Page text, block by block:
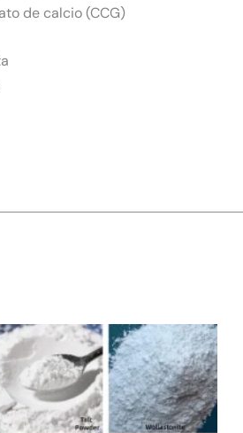
de calcio (CCG)